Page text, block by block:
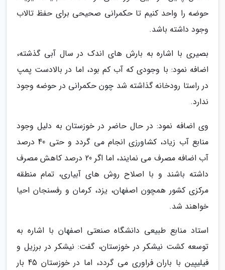
حوضه را واحد کنیم تا حکمرانی صحیحی برای حفظ تالاب
وجود داشته باشد.
بصیری با اشاره به بارش های اندک در سال آبی گذشته،
اضافه نمود: با وجودی که آب کم بود، اما در بالادست پمپ
در راستا رودخانه گذاشته شد چون حکمرانی در حوضه وجود
ندارد.
وی اضافه نمود: در حال حاضر در خوزستان به دلیل وجود
منابع آب زیاد، کشاورزی انجام می گردد و حتی 40 درصد
آب اضافه مصرف می نمایند، اما اگر 20 درصد کاهش مصرف
داشته باشند و با اصلاح روش های آبیاری، تمام منطقه
مرکزی کشور همچون اصفهان، یزد، کرمان و رفسنجان احیا
خواهند شد.
استاد منابع طبیعی دانشگاه صنعتی اصفهان با اشاره به
توسعه کشت نیشکر در خوزستان، گفت: نیشکر در برزیل و
فیلیپین با باران فراوری می گردد، اما در خوزستان 45 بار